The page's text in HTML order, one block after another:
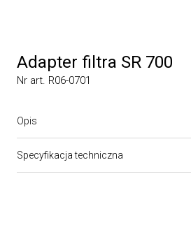
Adapter filtra SR 700
Nr art. R06-0701
Opis
Specyfikacja techniczna